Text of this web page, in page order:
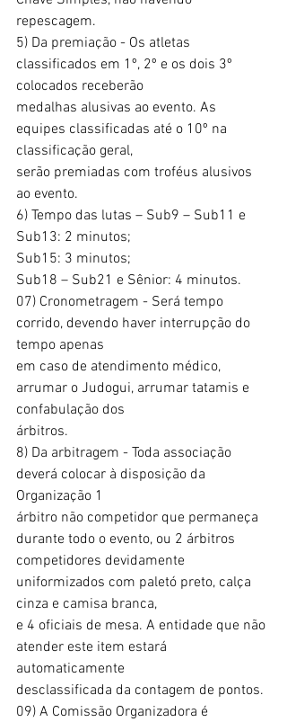
repescagem.
5) Da premiação - Os atletas
classificados em 1º, 2º e os dois 3º
colocados receberão
medalhas alusivas ao evento. As
equipes classificadas até o 10º na
classificação geral,
serão premiadas com troféus alusivos
ao evento.
6) Tempo das lutas – Sub9 – Sub11 e
Sub13: 2 minutos;
Sub15: 3 minutos;
Sub18 – Sub21 e Sênior: 4 minutos.
07) Cronometragem - Será tempo
corrido, devendo haver interrupção do
tempo apenas
em caso de atendimento médico,
arrumar o Judogui, arrumar tatamis e
confabulação dos
árbitros.
8) Da arbitragem - Toda associação
deverá colocar à disposição da
Organização 1
árbitro não competidor que permaneça
durante todo o evento, ou 2 árbitros
competidores devidamente
uniformizados com paletó preto, calça
cinza e camisa branca,
e 4 oficiais de mesa. A entidade que não
atender este item estará
automaticamente
desclassificada da contagem de pontos.
09) A Comissão Organizadora é